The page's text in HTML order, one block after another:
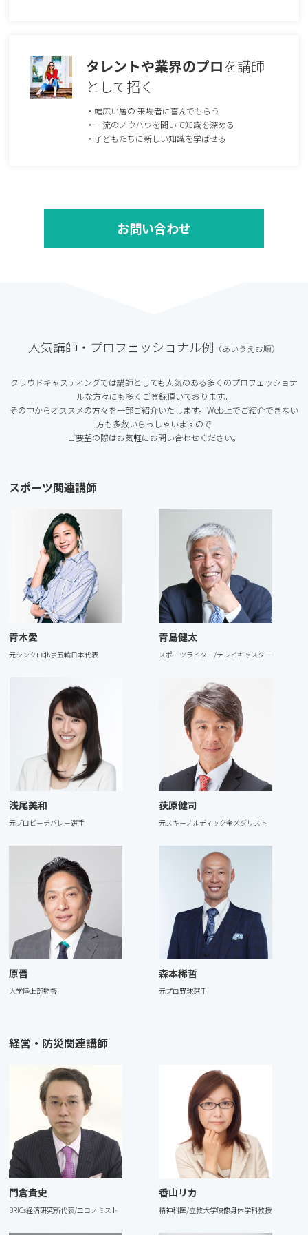
タレントや業界のプロを講師
として招く
・幅広い層の 来場者に喜んでもらう
・⼀流のノウハウを聞いて知識を深める
・⼦どもたちに新しい知識を学ばせる
お問い合わせ
人気講師・プロフェッショナル例 （あいうえお順）
クラウドキャスティングでは講師としても人気のある多くのプロフェッショナ
ルな方々にも多くご登録頂いております。
その中からオススメの方々を一部ご紹介いたします。Web上でご紹介できない
方も多数いらっしゃいますので
ご要望の際はお気軽にお問い合わせください。
スポーツ関連講師
⻘⽊愛
元シンクロ北京五輪⽇本代表
⻘島健太
スポーツライター/テレビキャスター
浅尾美和
元プロビーチバレー選⼿
荻原健司
元スキーノルディック⾦メダリスト
原晋
⼤学陸上部監督
森本稀哲
元プロ野球選⼿
経営・防災関連講師
⾨倉貴史
BRICs経済研究所代表/エコノミスト
⾹⼭リカ
精神科医/⽴教⼤学映像⾝体学科教授